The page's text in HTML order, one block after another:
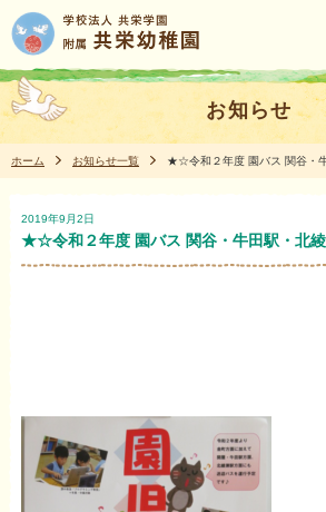
お知らせ
ホーム お知らせ一覧 ★☆令和２年度 園バス 関谷・
2019年9月2日
★☆令和２年度 園バス 関谷・牛田駅・北